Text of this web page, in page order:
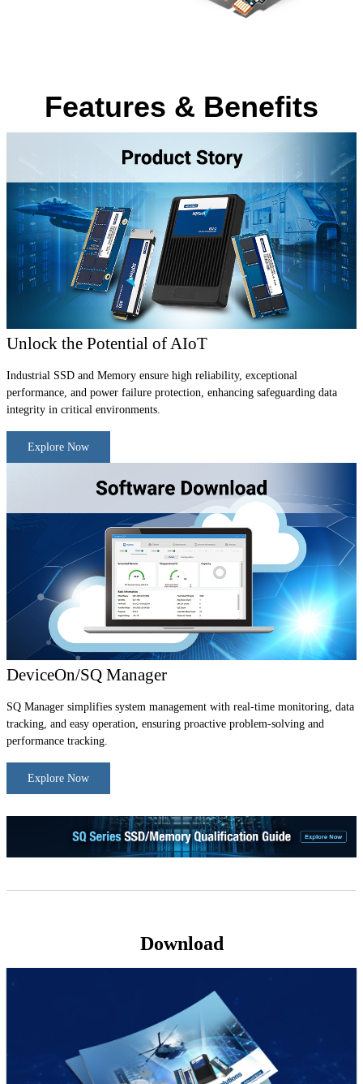
Features & Benefits
Unlock the Potential of AIoT
Industrial SSD and Memory ensure high reliability, exceptional
performance, and power failure protection, enhancing safeguarding data
integrity in critical environments.
Explore Now
DeviceOn/SQ Manager
SQ Manager simplifies system management with real-time monitoring, data
tracking, and easy operation, ensuring proactive problem-solving and
performance tracking.
Explore Now
Download